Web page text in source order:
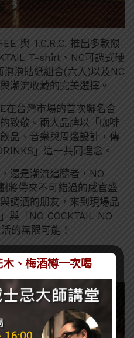
與 T.C.R.C. 推出多款限
T-shirt、NC可調式硬
泡貼紙組合(六入)以及NC
潮流收藏的完美選擇。
在台灣市場的首次聯名合
致敬。兩大品牌以「咖啡
品、音樂與周邊設計，傳
」這一共同理念。
還是潮流追隨者，NO
將帶來不可錯過的感官盛
調酒的朋友，來到現場品
與「NO COCKTAIL NO
的無限可能！
、梅酒樽一次喝